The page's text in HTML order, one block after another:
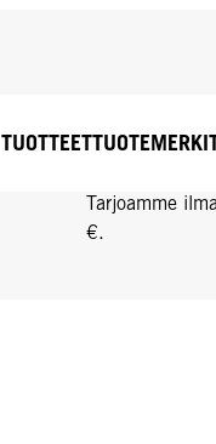
Tarjoamme
€.
TUOTTEET